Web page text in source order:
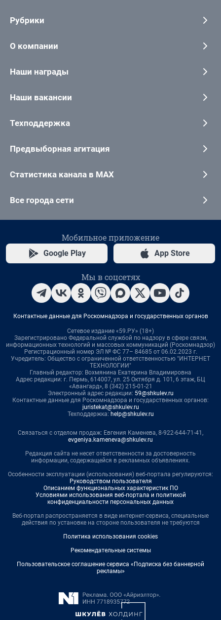
Рубрики
О компании
Наши награды
Наши вакансии
Техподдержка
Предвыборная агитация
Статистика канала в MAX
Все города сети
Мобильное приложение
Google Play App Store
Мы в соцсетях
Контактные данные для Роскомнадзора и государственных органов
Сетевое издание «59.РУ» (18+)
Зарегистрировано Федеральной службой по надзору в сфере связи,
информационных технологий и массовых коммуникаций (Роскомнадзор)
Регистрационный номер ЭЛ № ФС 77– 84685 от 06.02.2023 г.
Учредитель: Общество с ограниченной ответственностью "ИНТЕРНЕТ
ТЕХНОЛОГИИ"
Главный редактор: Вохмянина Екатерина Владимировна
Адрес редакции: г. Пермь, 614007, ул. 25 Октября д. 101, 6 этаж, БЦ
«Авангард», 8 (342) 215-01-21
Электронный адрес редакции: 59@shkulev.ru
Контактные данные для Роскомнадзора и государственных органов:
juristekat@shkulev.ru
Техподдержка: help@shkulev.ru
Связаться с отделом продаж: Евгения Каменева, 8-922-644-71-41,
evgeniya.kameneva@shkulev.ru
Редакция сайта не несет ответственности за достоверность
информации, содержащейся в рекламных объявлениях.
Особенности эксплуатации (использования) веб-портала регулируются:
Руководством пользователя
Описанием функциональных характеристик ПО
Условиями использования веб-портала и политикой
конфиденциальности персональных данных
Веб-портал распространяется в виде интернет-сервиса, специальные
действия по установке на стороне пользователя не требуются
Политика использования cookies
Рекомендательные системы
Пользовательское соглашение сервиса «Подписка без баннерной
рекламы»